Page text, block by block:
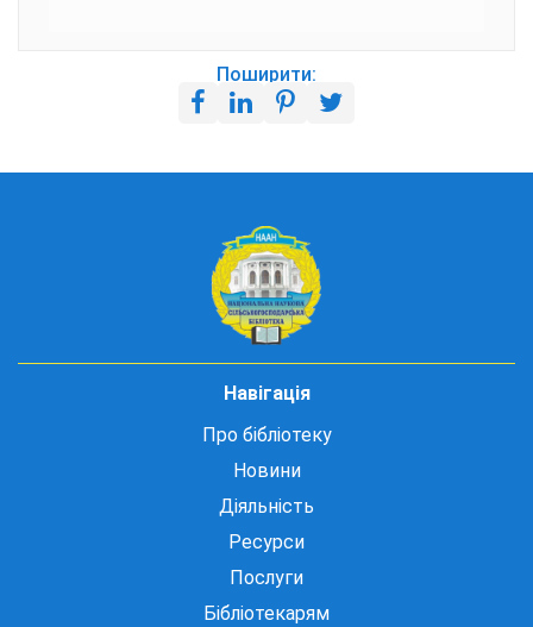
Поширити:
Навігація
Про бібліотеку
Новини
Діяльність
Ресурси
Послуги
Бібліотекарям